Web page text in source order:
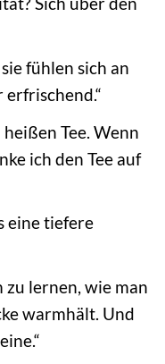
fühlen sich an
Tee. Wenn
ich den Tee auf
eine tiefere
lernen, wie man
warmhält. Und